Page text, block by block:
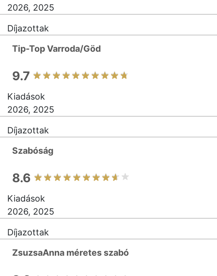
2026, 2025
Díjazottak
Tip-Top Varroda/Göd
9.7
Kiadások
2026, 2025
Díjazottak
Szabóság
8.6
Kiadások
2026, 2025
Díjazottak
ZsuzsaAnna méretes szabó